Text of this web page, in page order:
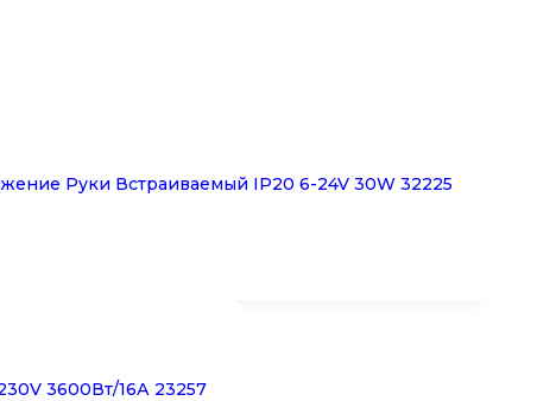
Руки Встраиваемый IP20 6-24V 30W 32225
3600Вт/16А 23257